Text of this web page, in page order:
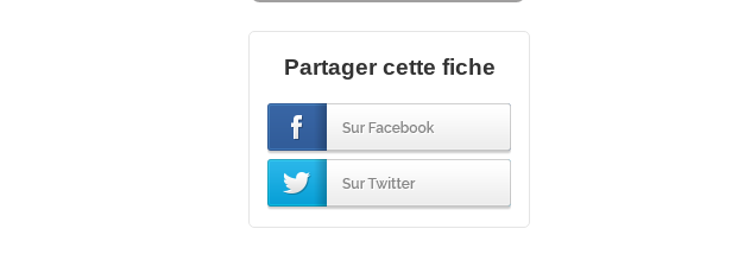
Partager cette fiche